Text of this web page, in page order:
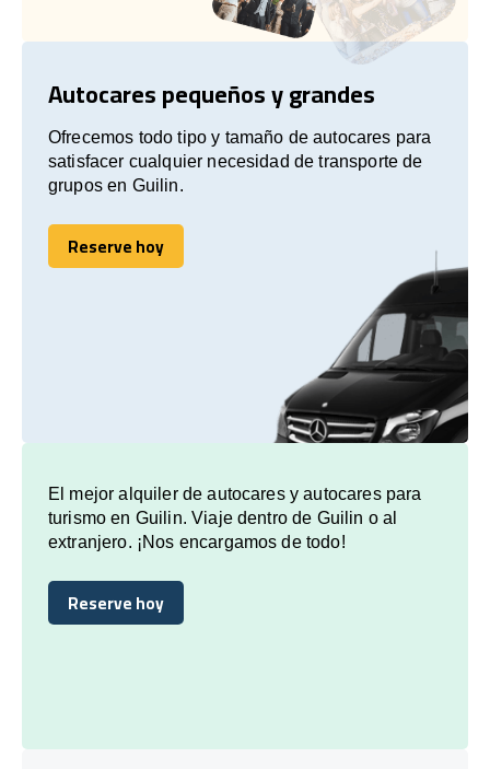
Autocares pequeños y grandes
Ofrecemos todo tipo y tamaño de autocares para
satisfacer cualquier necesidad de transporte de
grupos en Guilin.
Reserve hoy
Reserve hoy
El mejor alquiler de autocares y autocares para
turismo en Guilin. Viaje dentro de Guilin o al
extranjero. ¡Nos encargamos de todo!
Reserve hoy
Reserve hoy